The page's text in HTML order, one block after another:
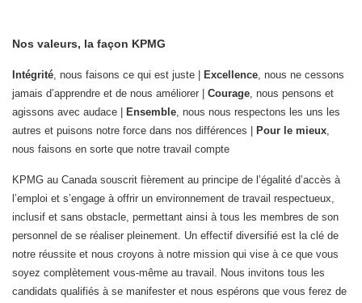
Nos valeurs, la façon KPMG
Intégrité, nous faisons ce qui est juste | Excellence, nous ne cessons
jamais d’apprendre et de nous améliorer | Courage, nous pensons et
agissons avec audace |
Ensemble, nous nous respectons les uns les
autres et puisons notre force dans nos différences |
Pour le mieux,
nous faisons en sorte que notre travail compte
KPMG au Canada souscrit fièrement au principe de l’égalité d’accès à
l’emploi et s’engage à offrir un environnement de travail respectueux,
inclusif et sans obstacle, permettant ainsi à tous les membres de son
personnel de se réaliser pleinement. Un effectif diversifié est la clé de
notre réussite et nous croyons à notre mission qui vise à ce que vous
soyez complètement vous-même au travail. Nous invitons tous les
candidats qualifiés à se manifester et nous espérons que vous ferez de